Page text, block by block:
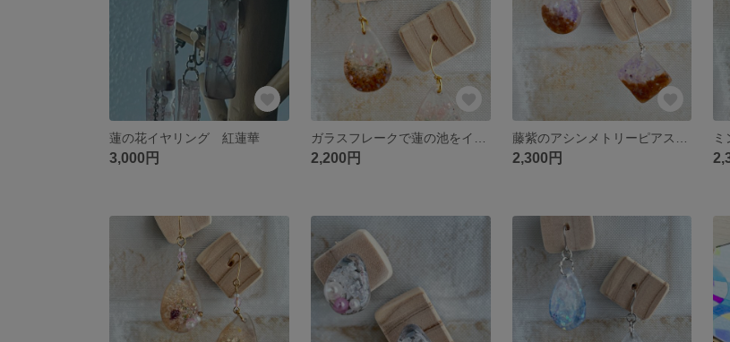
蓮の花イヤリング 紅蓮華
3,000円 2,200円 2,300円